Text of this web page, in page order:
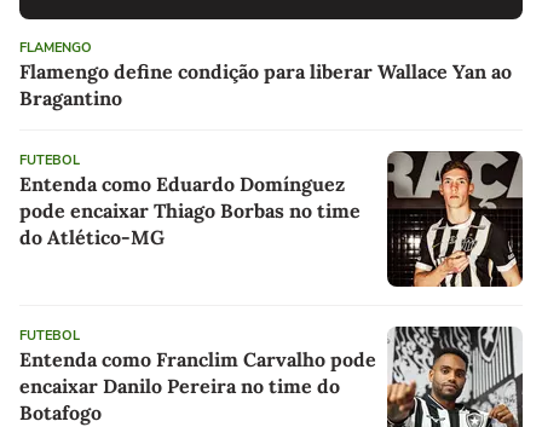
FLAMENGO
Flamengo define condição para liberar Wallace Yan ao
Bragantino
FUTEBOL
Entenda como Eduardo Domínguez
pode encaixar Thiago Borbas no time
do Atlético-MG
FUTEBOL
Entenda como Franclim Carvalho pode
encaixar Danilo Pereira no time do
Botafogo